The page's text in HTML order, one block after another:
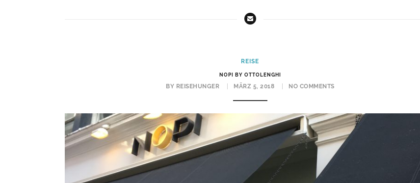
REISE
NOPI BY OTTOLENGHI
BY REISEHUNGER MÄRZ 5, 2018 NO COMMENTS